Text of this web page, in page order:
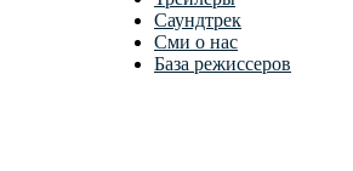
Саундтрек
Сми о нас
База режиссеров